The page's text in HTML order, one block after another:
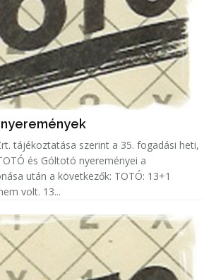
tájékoztatása szerint a 35. fogadási heti,
és Góltotó nyereményei a
a következők: TOTÓ: 13+1
volt. 13...